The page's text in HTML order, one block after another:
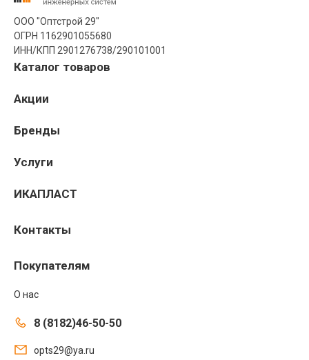
ООО "Оптстрой 29"
ОГРН 1162901055680
ИНН/КПП 2901276738/290101001
Каталог товаров
Акции
Бренды
Услуги
ИКАПЛАСТ
Контакты
Покупателям
О нас
8 (8182)46-50-50
opts29@ya.ru